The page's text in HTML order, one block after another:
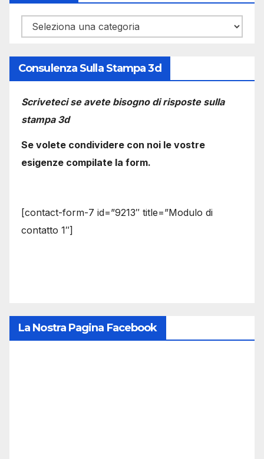
Categorie
Consulenza Sulla Stampa 3d
Scriveteci se avete bisogno di risposte sulla
stampa 3d
Se volete condividere con noi le vostre
esigenze compilate la form.
[contact-form-7 id=”9213″ title=”Modulo di
contatto 1″]
La Nostra Pagina Facebook